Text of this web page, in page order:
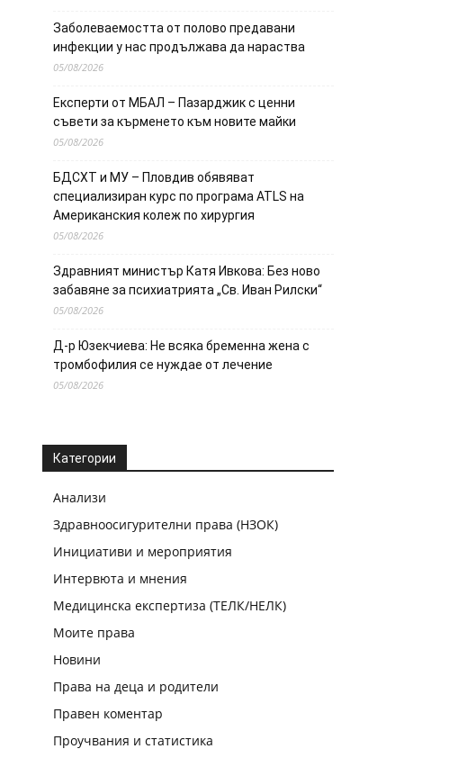
Заболеваемостта от полово предавани
инфекции у нас продължава да нараства
05/08/2026
Експерти от МБАЛ – Пазарджик с ценни
съвети за кърменето към новите майки
05/08/2026
БДСХТ и МУ – Пловдив обявяват
специализиран курс по програма ATLS на
Американския колеж по хирургия
05/08/2026
Здравният министър Катя Ивкова: Без ново
забавяне за психиатрията „Св. Иван Рилски“
05/08/2026
Д-р Юзекчиева: Не всяка бременна жена с
тромбофилия се нуждае от лечение
05/08/2026
Категории
Анализи
Здравноосигурителни права (НЗОК)
Инициативи и мероприятия
Интервюта и мнения
Медицинска експертиза (ТЕЛК/НЕЛК)
Моите права
Новини
Права на деца и родители
Правен коментар
Проучвания и статистика